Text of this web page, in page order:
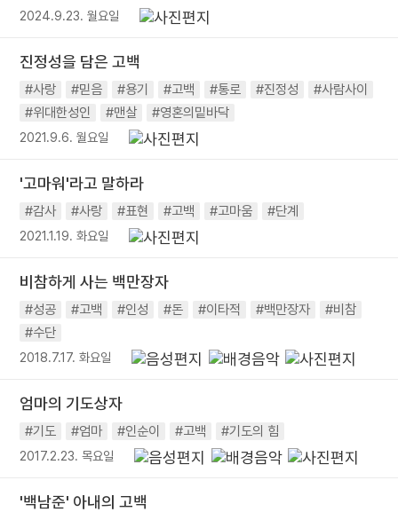
2024.9.23. 월요일
진정성을 담은 고백
#사랑 #믿음 #용기 #고백 #통로 #진정성
#사람사이
#위대한성인
#맨살 #영혼의밑바닥
2021.9.6. 월요일
'고마워'라고 말하라
#감사 #사랑 #표현 #고백 #고마움 #단계
2021.1.19. 화요일
비참하게 사는 백만장자
#성공 #고백 #인성 #돈 #이타적 #백만장자
#비참
#수단
2018.7.17. 화요일
엄마의 기도상자
#기도 #엄마 #인순이 #고백 #기도의 힘
2017.2.23. 목요일
'백남준' 아내의 고백